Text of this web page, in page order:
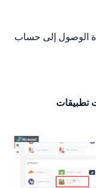
الوصول إلى حساب
تطبيقات